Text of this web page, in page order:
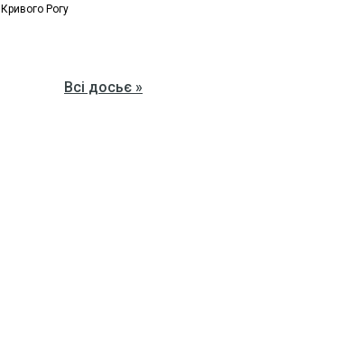
Кривого Рогу
Всі досьє »